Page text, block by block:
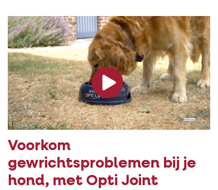
Voorkom
gewrichtsproblemen bij je
hond, met Opti Joint